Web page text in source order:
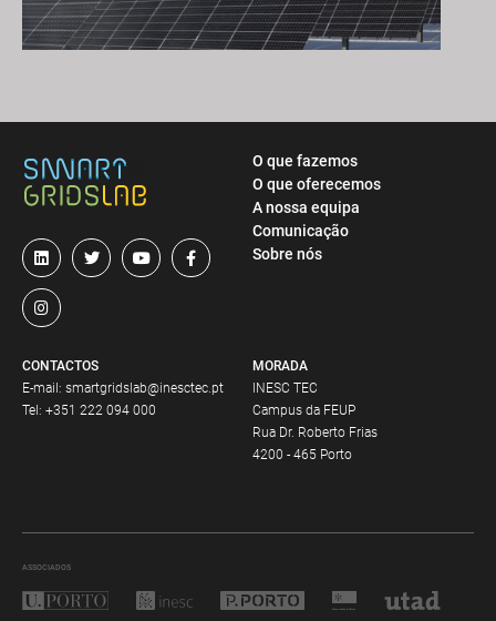
MORADA
INESC TEC
Campus da FEUP
Rua Dr. Roberto Frias
4200 - 465 Porto
CONTACTOS
E-mail: smartgridslab@inesctec.pt
Tel: +351 222 094 000
O que fazemos
O que oferecemos
A nossa equipa
Comunicação
Sobre nós
ASSOCIADOS